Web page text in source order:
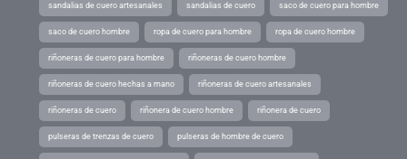
sandalias de cuero artesanales sandalias de cuero saco de cuero para hombre
saco de cuero hombre ropa de cuero para hombre ropa de cuero hombre
riñoneras de cuero para hombre riñoneras de cuero hombre
riñoneras de cuero hechas a mano riñoneras de cuero artesanales
riñoneras de cuero riñonera de cuero hombre riñonera de cuero
pulseras de trenzas de cuero pulseras de hombre de cuero